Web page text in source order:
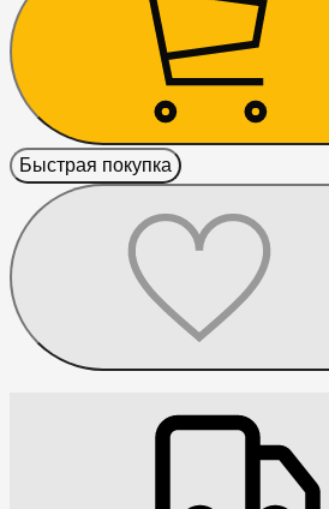
Быстрая покупка